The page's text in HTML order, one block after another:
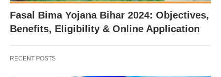
Fasal Bima Yojana Bihar 2024: Objectives,
Benefits, Eligibility & Online Application
RECENT POSTS